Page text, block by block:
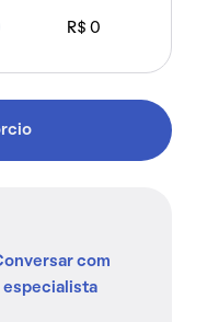
R$ 0
com
especialista